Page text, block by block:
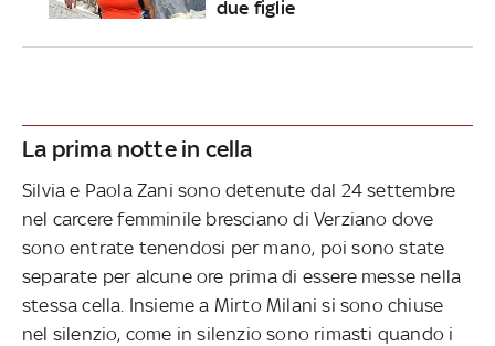
due figlie
La prima notte in cella
Silvia e Paola Zani sono detenute dal 24 settembre
nel carcere femminile bresciano di Verziano dove
sono entrate tenendosi per mano, poi sono state
separate per alcune ore prima di essere messe nella
stessa cella. Insieme a Mirto Milani si sono chiuse
nel silenzio, come in silenzio sono rimasti quando i